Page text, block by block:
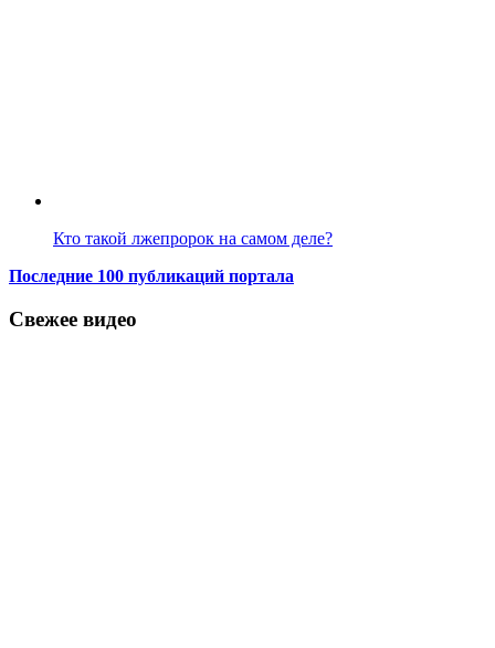
Кто такой лжепророк на самом деле?
Последние 100 публикаций портала
Свежее видео